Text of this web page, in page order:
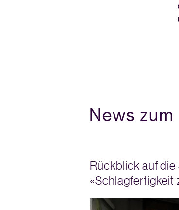
News
Rückblick auf die
«Schlagfertigkeit